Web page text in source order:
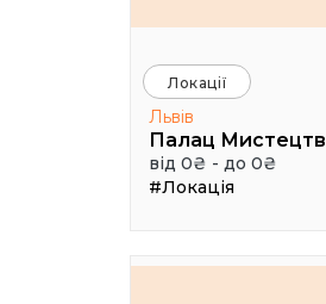
Локації
Львів
Палац Мистецтв
від 0₴ - до 0₴
#Локація